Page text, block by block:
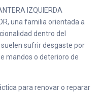
IZQUIERDA
una familia orientada a
dentro del
sufrir desgaste por
mandos o deterioro de
para renovar o reparar